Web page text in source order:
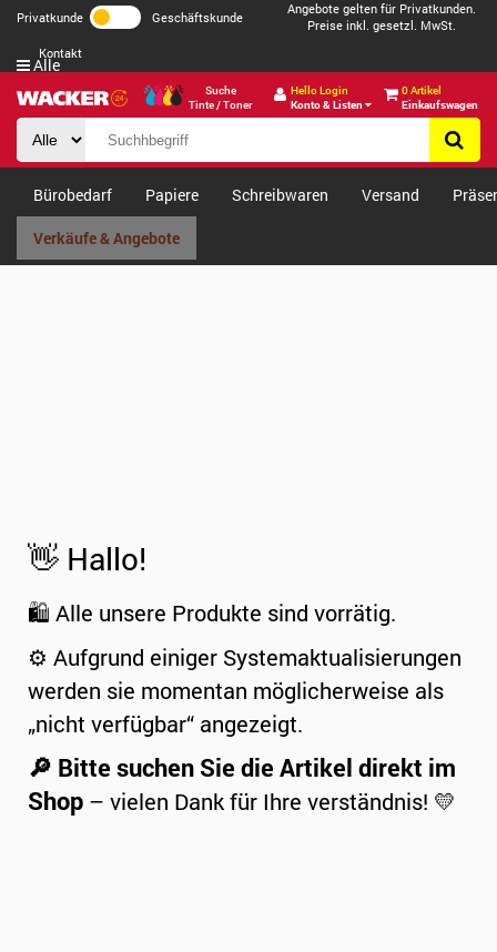
Privatkunde Geschäftskunde
Angebote gelten für Privatkunden.
Preise inkl. gesetzl. MwSt.
Kontakt
Suche
Tinte / Toner
Hello Login
Konto & Listen
0 Artikel
Einkaufswagen
Alle
Bürobedarf Papiere Schreibwaren Versand
Verkäufe & Angebote
👋 Hallo!
🛍️ Alle unsere Produkte sind vorrätig.
⚙️ Aufgrund einiger Systemaktualisierungen
werden sie momentan möglicherweise als
„nicht verfügbar“ angezeigt.
🔎 Bitte suchen Sie die Artikel direkt im
Shop – vielen Dank für Ihre verständnis! 💛